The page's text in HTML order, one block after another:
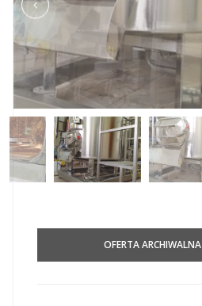
OFERTA ARCHIWALNA